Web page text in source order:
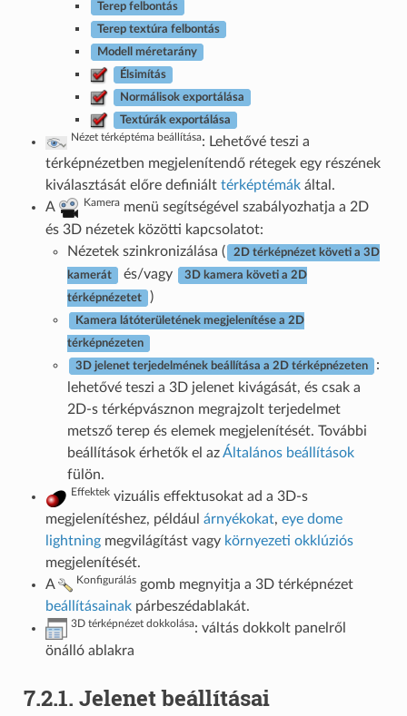
Terep felbontás
Terep textúra felbontás
Modell méretarány
Élsimítás
Normálisok exportálása
Textúrák exportálása
Nézet térképtéma beállítása: Lehetővé teszi a
térképnézetben megjelenítendő rétegek egy részének
kiválasztását előre definiált térképtémákáltal.
A
Kameramenü segítségével szabályozhatja a 2D
és 3D nézetek közötti kapcsolatot:
Nézetek szinkronizálása (
2D térképnézet követi a 3D
kamerát és/vagy 3D kamera követi a 2D
térképnézetet )
Kamera látóterületének megjelenítése a 2D
térképnézeten
3D jelenet terjedelmének beállítása a 2D térképnézeten
:
lehetővé teszi a 3D jelenet kivágását, és csak a
2D-s térképvásznon megrajzolt terjedelmet
metsző terep és elemek megjelenítését. További
beállítások érhetők el azÁltalános beállítások
fülön.
Effektekvizuális effektusokat ad a 3D-s
megjelenítéshez, például árnyékokat, eye dome
lightningmegvilágítást vagy környezeti okklúziós
megjelenítését.
A
Konfigurálásgomb megnyitja a 3D térképnézet
beállításainakpárbeszédablakát.
3D térképnézet dokkolása: váltás dokkolt panelről
önálló ablakra
7.2.1. Jelenet beállításai